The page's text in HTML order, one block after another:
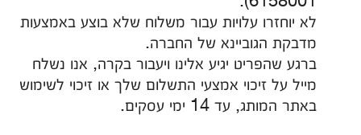
לא יוחזרו עלויות עבור משלוח שלא בוצע באמצעות
מדבקת הגוביינא של החברה.
ברגע שהפריט יגיע אלינו ויעבור בקרה, אנו נשלח
מייל על זיכוי אמצעי התשלום שלך או זיכוי לשימוש
באתר המותג, עד 14 ימי עסקים.